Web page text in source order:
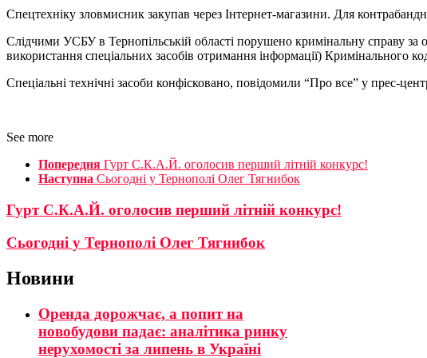
Спецтехніку зловмисник закупав через Інтернет-магазини. Для
Слідчими УСБУ в Тернопільській області порушено кримінальну справу за
використання спеціальних засобів отримання інформації) Кримінального
Спеціальні технічні засоби конфісковано, повідомили “Про все” у прес-
See more
Попередня Гурт С.К.А.Й. оголосив перший літній конкурс!
Наступна Сьогодні у Тернополі Олег Тягнибок
Гурт С.К.А.Й. оголосив перший літній конкурс!
Сьогодні у Тернополі Олег Тягнибок
Новини
Оренда дорожчає, а попит на
новобудови падає: аналітика ринку
нерухомості за липень в Україні